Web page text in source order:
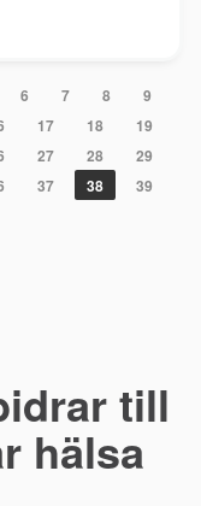
6 7 8
9
17 18
19
27 28
29
37 38
39
till
hälsa